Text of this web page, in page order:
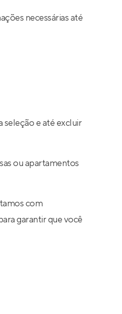
necessárias até
seleção e até excluir
ou apartamentos
com
garantir que você